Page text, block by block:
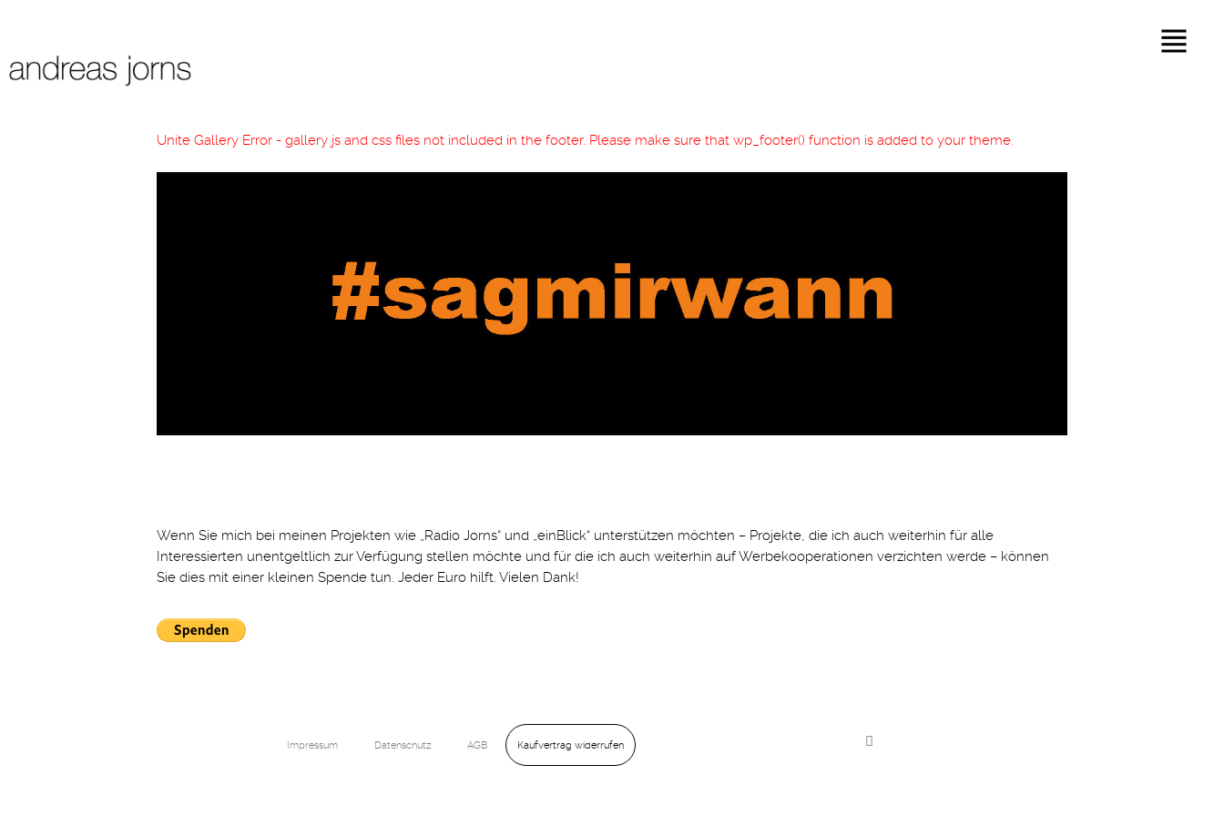
Unite Gallery Error - gallery js and css files not included in the footer. Please make sure that wp_footer() function is added to your theme.
Wenn Sie mich bei meinen Projekten wie „Radio Jorns“ und „einBlick“ unterstützen möchten – Projekte, die ich auch weiterhin für alle
Interessierten unentgeltlich zur Verfügung stellen möchte und für die ich auch weiterhin auf Werbekooperationen verzichten werde – können
Sie dies mit einer kleinen Spende tun. Jeder Euro hilft. Vielen Dank!
Impressum Datenschutz AGB Kaufvertrag widerrufen